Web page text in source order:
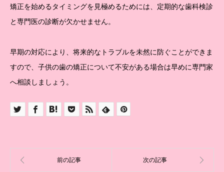
矯正を始めるタイミングを見極めるためには、定期的な歯科検診
と専門医の診断が欠かせません。
早期の対応により、将来的なトラブルを未然に防ぐことができま
すので、子供の歯の矯正について不安がある場合は早めに専門家
へ相談しましょう。